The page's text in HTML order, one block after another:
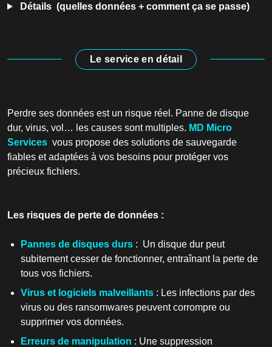
Détails (quelles données + comment ça se passe)
Le service en détail
Perdre ses données est un risque réel. Panne de disque
dur, virus, vol… les causes sont multiples. MD Micro
Services vous propose des solutions de sauvegarde
fiables et adaptées à vos besoins pour protéger vos
précieux fichiers.
Les risques de perte de données :
Pannes de disques durs : Un disque dur peut
subitement cesser de fonctionner, entraînant la perte de
tous vos fichiers.
Virus et logiciels malveillants : Les infections par des
virus ou des ransomwares peuvent corrompre ou
supprimer vos données.
Erreurs de manipulation : Une suppression